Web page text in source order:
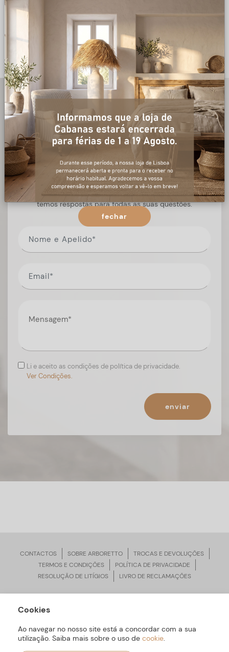
+ informações
Preencha o formulário, e num curto espaço de tempo,
temos respostas para todas as suas questões.
Li e aceito as condições de política de privacidade.
Ver Condições.
enviar
CONTACTOS SOBRE ARBORETTO
TROCAS E DEVOLUÇÕES
TERMOS E CONDIÇÕES
POLÍTICA DE PRIVACIDADE
RESOLUÇÃO DE LITÍGIOS
LIVRO DE RECLAMAÇÕES
ARBORETTO © Todos os Direitos Reservados | Desenvolvido por
Cookies
Ao navegar no nosso site está a concordar com a sua
utilização. Saiba mais sobre o uso de cookie.
fechar